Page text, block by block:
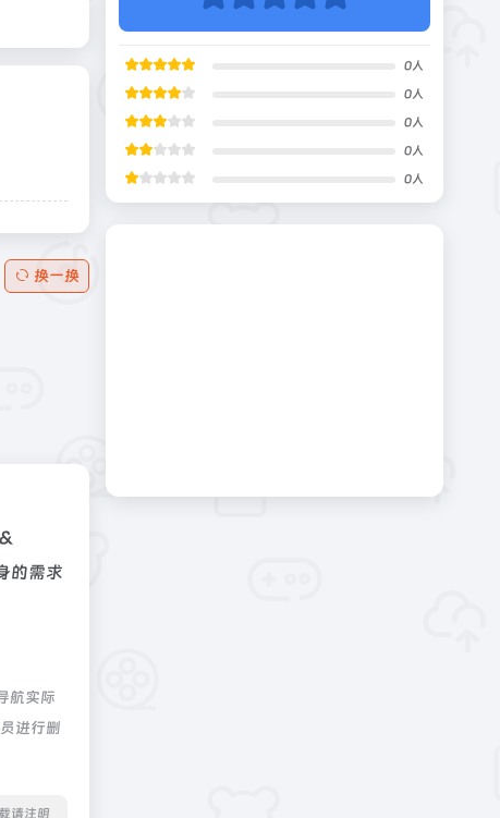
换一换
的需求
航实际
进行删
请注明
0人
0人
0人
0人
0人